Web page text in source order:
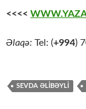
<<<<
Əlaqə: Tel: (+994)
SEVDA ƏLIBƏYLI